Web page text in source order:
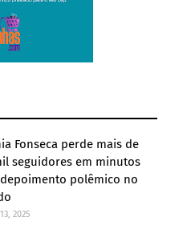
Fonseca perde mais de
seguidores em minutos
polêmico no
2025